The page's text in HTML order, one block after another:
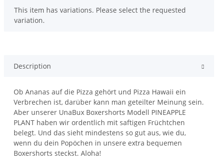
x
This item has variations. Please select the requested
variation.
Description
Ob Ananas auf die Pizza gehört und Pizza Hawaii ein
Verbrechen ist, darüber kann man geteilter Meinung sein.
Aber unserer UnaBux Boxershorts Modell PINEAPPLE
PLANT haben wir ordentlich mit saftigen Früchtchen
belegt. Und das sieht mindestens so gut aus, wie du,
wenn du dein Popöchen in unsere extra bequemen
Boxershorts steckst. Aloha!